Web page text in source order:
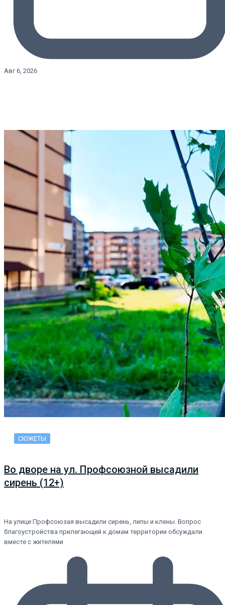
Авг 6, 2026
СЮЖЕТЫ
Во дворе на ул. Профсоюзной высадили
сирень (12+)
На улице Профсоюзая высадили сирень, липы и клены. Вопрос
благоустройства прилегающей к домам территории обсуждали
вместе с жителями